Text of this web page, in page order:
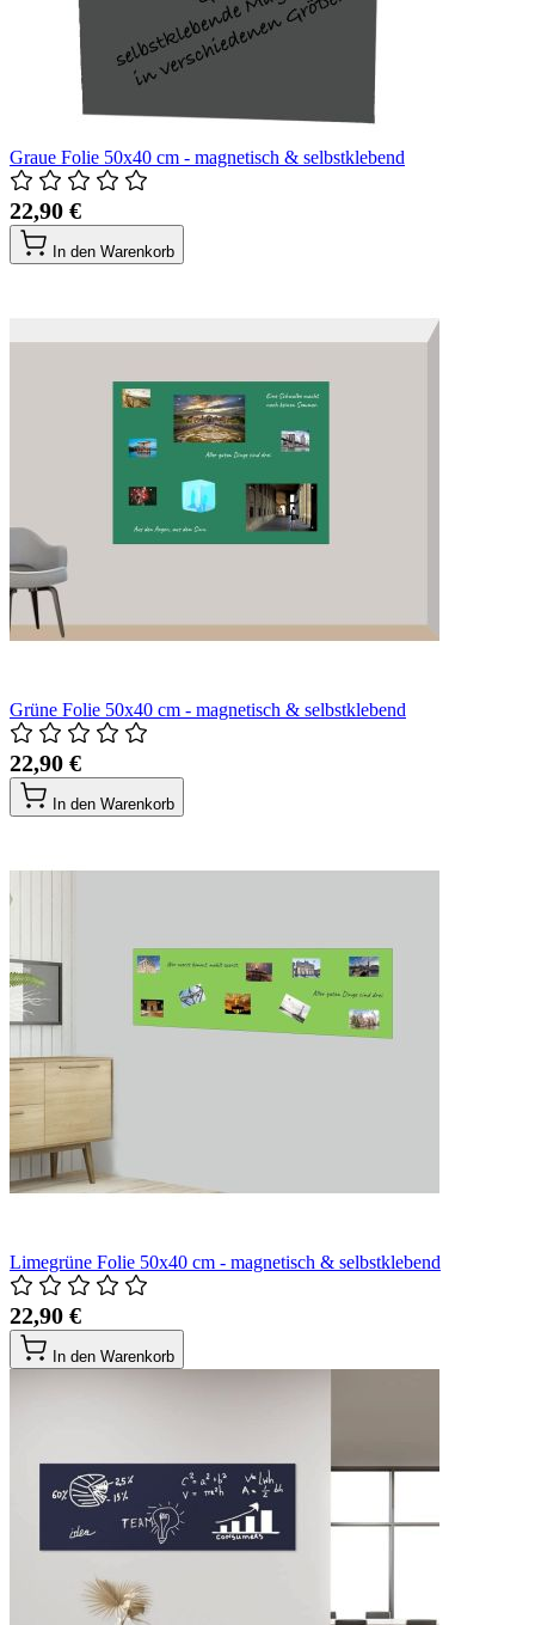
Graue Folie 50x40 cm - magnetisch & selbstklebend
22,90 €
In den Warenkorb
Grüne Folie 50x40 cm - magnetisch & selbstklebend
22,90 €
In den Warenkorb
Limegrüne Folie 50x40 cm - magnetisch & selbstklebend
22,90 €
In den Warenkorb